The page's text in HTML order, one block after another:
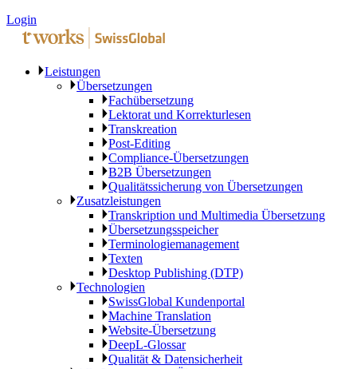
Login
Leistungen
Übersetzungen
Fachübersetzung
Lektorat und Korrekturlesen
Transkreation
Post-Editing
Compliance-Übersetzungen
B2B Übersetzungen
Qualitätssicherung von Übersetzungen
Zusatzleistungen
Transkription und Multimedia Übersetzung
Übersetzungsspeicher
Terminologiemanagement
Texten
Desktop Publishing (DTP)
Technologien
SwissGlobal Kundenportal
Machine Translation
Website-Übersetzung
DeepL-Glossar
Qualität & Datensicherheit